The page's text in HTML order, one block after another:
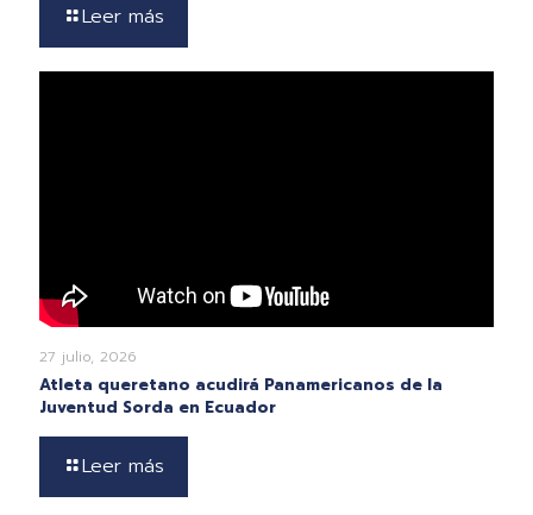
Leer más
27 julio, 2026
Atleta queretano acudirá Panamericanos de la
Juventud Sorda en Ecuador
Leer más